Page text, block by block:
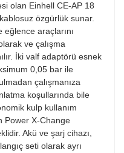
olan Einhell CE-AP 18
özgürlük sunar.
eğlence araçlarını
ve çalışma
İki valf adaptörü esnek
0,05 bar ile
çalışmanıza
koşullarında bile
kulp kullanım
Power X-Change
Akü ve şarj cihazı,
seti olarak ayrı